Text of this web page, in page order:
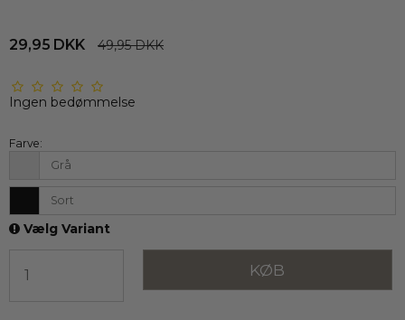
29,95 DKK 49,95 DKK
Ingen bedømmelse
Farve:
Grå
Sort
Vælg Variant
KØB